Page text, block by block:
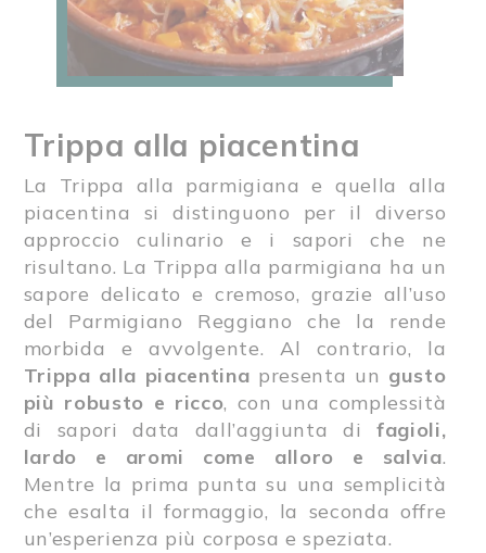
Trippa alla piacentina
La Trippa alla parmigiana e quella alla
piacentina si distinguono per il diverso
approccio culinario e i sapori che ne
risultano. La Trippa alla parmigiana ha un
sapore delicato e cremoso, grazie all’uso
del Parmigiano Reggiano che la rende
morbida e avvolgente. Al contrario, la
Trippa alla piacentina presenta un gusto
più robusto e ricco, con una complessità
di sapori data dall’aggiunta di fagioli,
lardo e aromi come alloro e salvia.
Mentre la prima punta su una semplicità
che esalta il formaggio, la seconda offre
un’esperienza più corposa e speziata.